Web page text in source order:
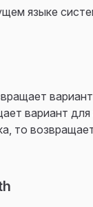
языке
вариант для
то